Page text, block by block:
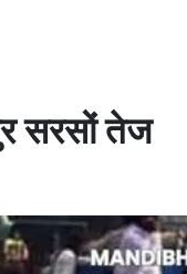
सरसों तेज